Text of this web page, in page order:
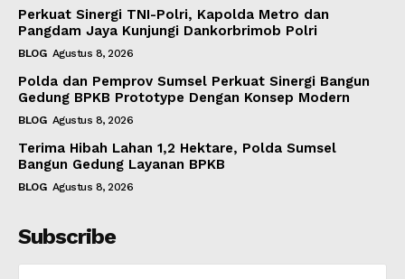
Perkuat Sinergi TNI-Polri, Kapolda Metro dan
Pangdam Jaya Kunjungi Dankorbrimob Polri
BLOG Agustus 8, 2026
Polda dan Pemprov Sumsel Perkuat Sinergi Bangun
Gedung BPKB Prototype Dengan Konsep Modern
BLOG Agustus 8, 2026
Terima Hibah Lahan 1,2 Hektare, Polda Sumsel
Bangun Gedung Layanan BPKB
BLOG Agustus 8, 2026
Subscribe